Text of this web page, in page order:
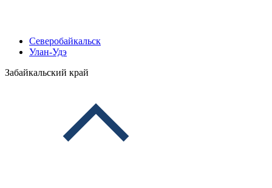
Северобайкальск
Улан-Удэ
Забайкальский край